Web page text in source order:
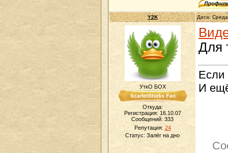
Y2K Дата:
УткО БОХ
Откуда:
Регистрация: 16.10.07
Сообщений: 333
Репутация: 24
Статус: Залёг на дно
Для
Если
И